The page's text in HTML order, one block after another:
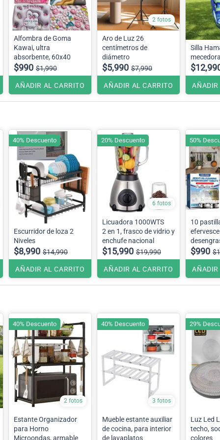
Alfombra de Goma
Kawai, ultra
absorbente, 60x40
$990 $1,990
AÑADIR AL CARRITO
2 fotos
Aro de Luz 26
centímetros de
diámetro
$5,990 $7,990
AÑADIR AL CARRITO
Silla
AÑADIR
Escurridor de loza 2
Niveles
$8,990 $14,990
AÑADIR AL CARRITO
40% Descuento
6 fotos
Licuadora 1000WTS
2 en 1, frasco de vidrio y
enchufe nacional
$15,990 $19,990
AÑADIR AL CARRITO
20% Descuento
10
multiuso
$990
AÑADIR
50%
2 fotos
Estante Organizador
para Horno
Microondas, armable
40% Descuento
3 fotos
Mueble estante auxiliar
de cocina, para interior
de lavaplatos
40% Descuento
Luz Led
techo,
colores
29%